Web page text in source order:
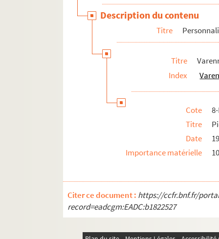
Non identifiés
Description du contenu
Titre
Titre
Index
Cote
Titre
Date
Importance matérielle
Citer ce document : https://ccfr.bnf.fr/
record=eadcgm:EADC:b1822527